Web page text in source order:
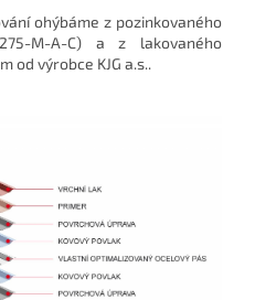
ohýbáme z pozinkovaného
M-A-C) a z lakovaného
od výrobce KJG a.s..